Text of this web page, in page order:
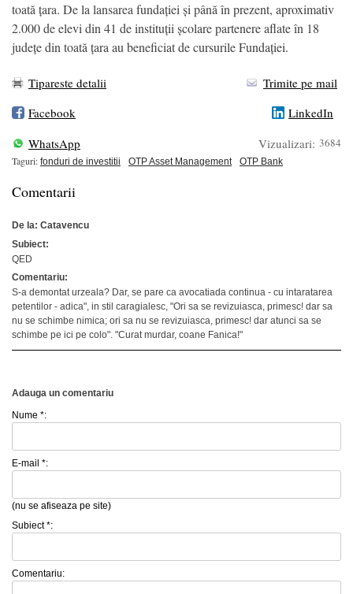
toată țara. De la lansarea fundației și până în prezent, aproximativ
2.000 de elevi din 41 de instituții școlare partenere aflate în 18
județe din toată țara au beneficiat de cursurile Fundației.
Tipareste detalii
Trimite pe mail
Facebook
LinkedIn
WhatsApp
Vizualizari: 3684
Taguri: fonduri de investitii OTP Asset Management OTP Bank
Comentarii
De la: Catavencu
Subiect:
QED
Comentariu:
S-a demontat urzeala? Dar, se pare ca avocatiada continua - cu intaratarea
petentilor - adica", in stil caragialesc, "Ori sa se revizuiasca, primesc! dar sa
nu se schimbe nimica; ori sa nu se revizuiasca, primesc! dar atunci sa se
schimbe pe ici pe colo". "Curat murdar, coane Fanica!"
Adauga un comentariu
Nume *:
E-mail *:
(nu se afiseaza pe site)
Subiect *:
Comentariu: